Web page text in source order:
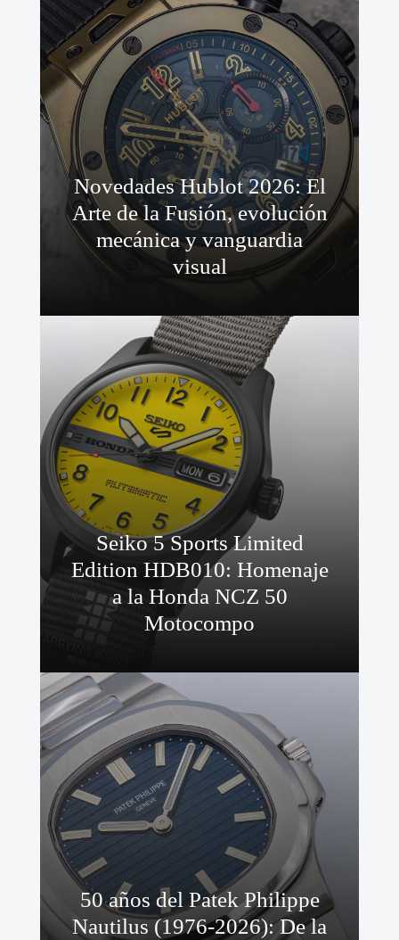
Novedades Hublot 2026: El
Arte de la Fusión, evolución
mecánica y vanguardia
visual
Seiko 5 Sports Limited
Edition HDB010: Homenaje
a la Honda NCZ 50
Motocompo
50 años del Patek Philippe
Nautilus (1976-2026): De la